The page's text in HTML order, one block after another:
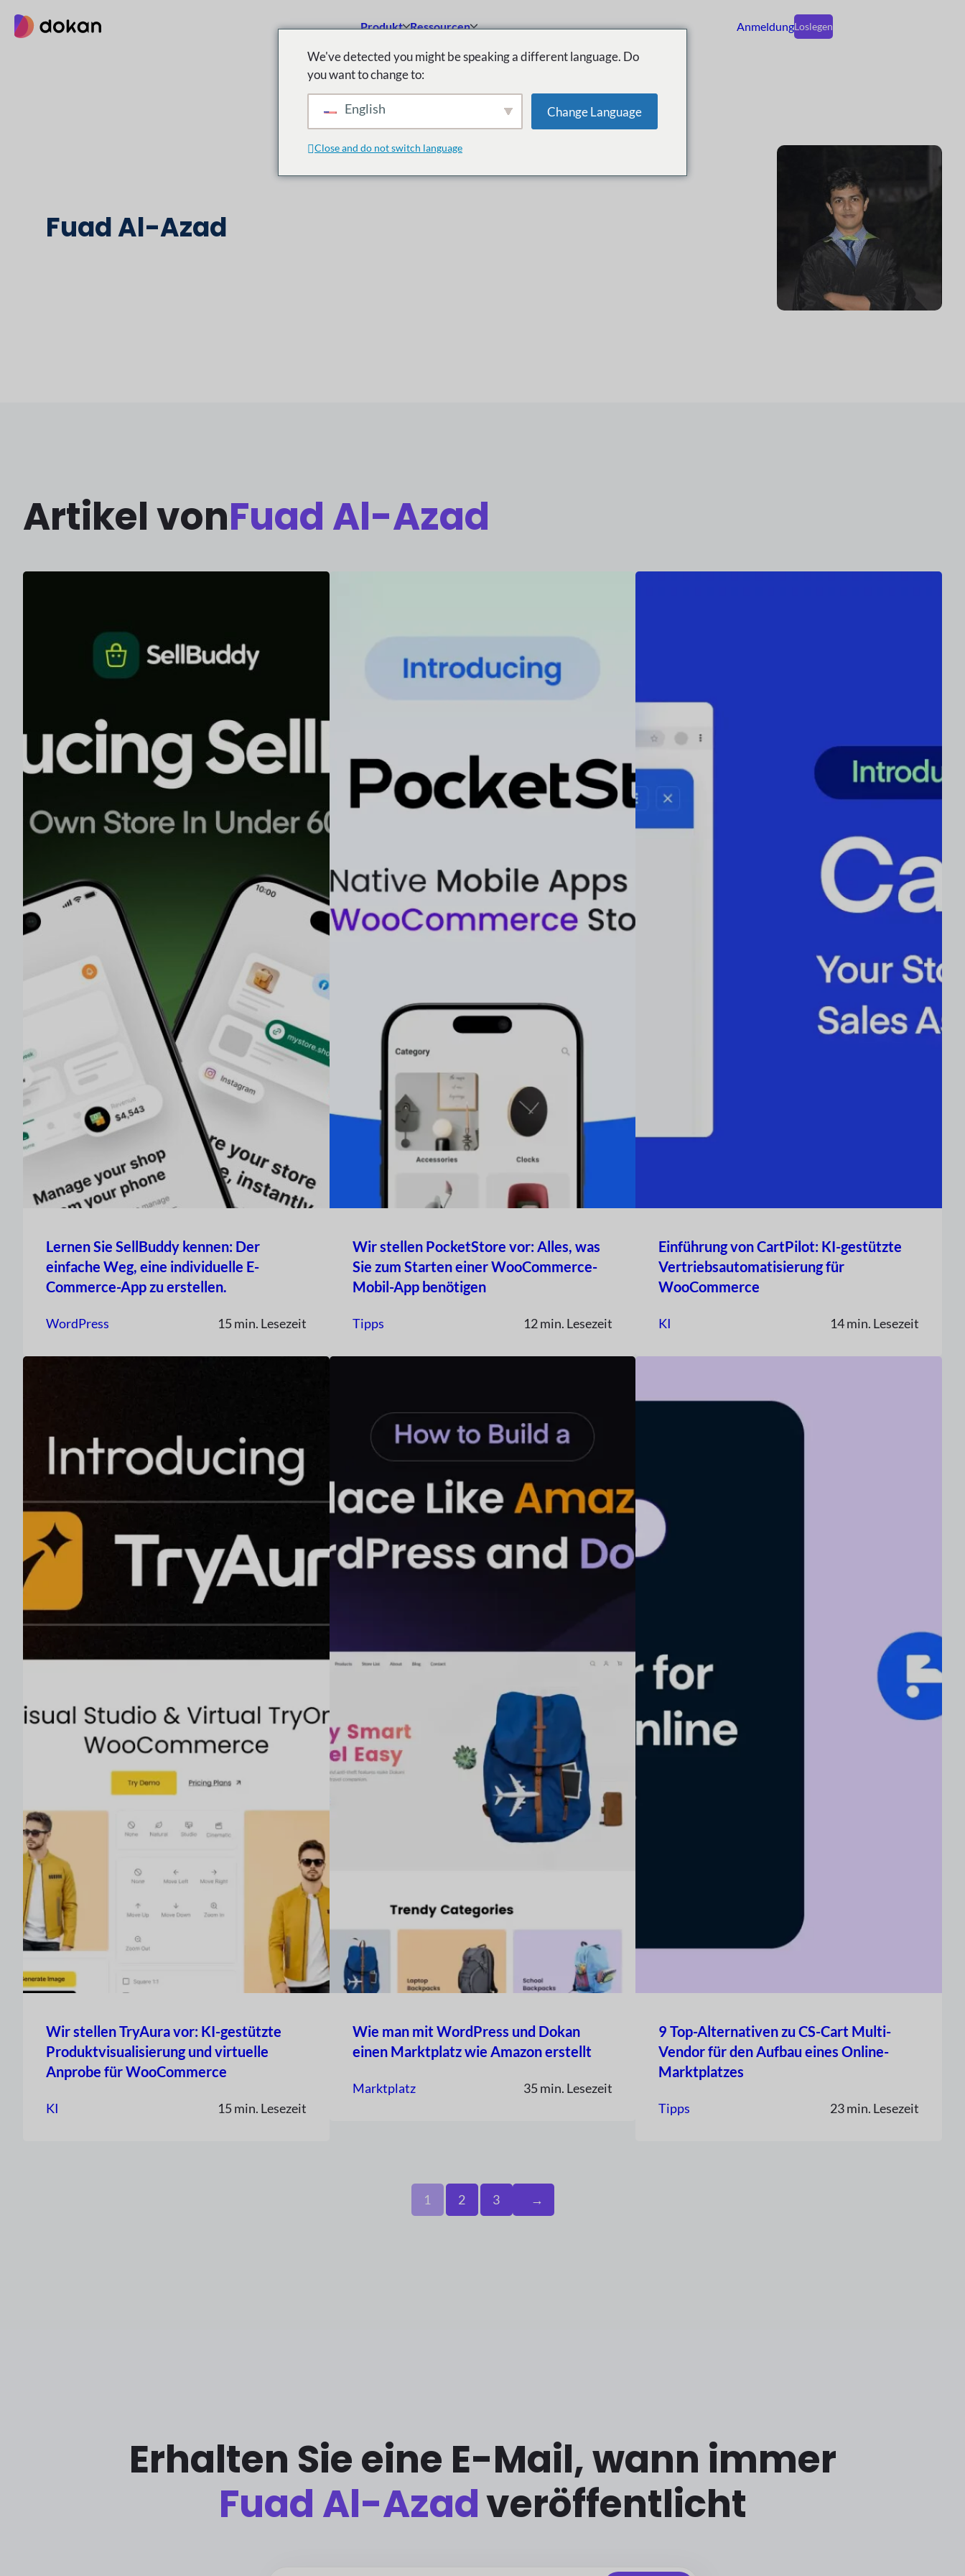
Inhalt
Produkt Ressourcen AnmeldungLoslegen
Fuad Al-Azad
Artikel vonFuad Al-Azad
Lernen Sie SellBuddy kennen: Der
einfache Weg, eine individuelle E-
Commerce-App zu erstellen.
WordPress 15 min. Lesezeit
Wir stellen PocketStore vor: Alles, was
Sie zum Starten einer WooCommerce-
Mobil-App benötigen
Tipps 12 min. Lesezeit
Einführung von CartPilot: KI-gestützte
Vertriebsautomatisierung für
WooCommerce
KI 14 min. Lesezeit
Wir stellen TryAura vor: KI-gestützte
Produktvisualisierung und virtuelle
Anprobe für WooCommerce
KI 15 min. Lesezeit
Wie man mit WordPress und Dokan
einen Marktplatz wie Amazon erstellt
Marktplatz 35 min. Lesezeit
9 Top-Alternativen zu CS-Cart Multi-
Vendor für den Aufbau eines Online-
Marktplatzes
Tipps 23 min. Lesezeit
1 2 3 →
Erhalten Sie eine E-Mail, wann immer
Fuad Al-Azadveröffentlicht
We've detected you might be speaking a different language. Do
you want to change to:
English Change Language
Close and do not switch language